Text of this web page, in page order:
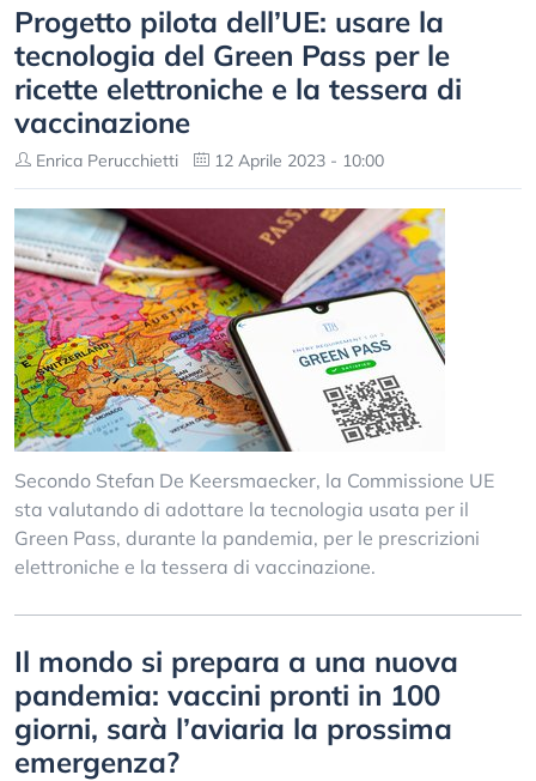
Progetto pilota dell’UE: usare la
tecnologia del Green Pass per le
ricette elettroniche e la tessera di
vaccinazione
Enrica Perucchietti 12 Aprile 2023 - 10:00
Secondo Stefan De Keersmaecker, la Commissione UE
sta valutando di adottare la tecnologia usata per il
Green Pass, durante la pandemia, per le prescrizioni
elettroniche e la tessera di vaccinazione.
Il mondo si prepara a una nuova
pandemia: vaccini pronti in 100
giorni, sarà l’aviaria la prossima
emergenza?